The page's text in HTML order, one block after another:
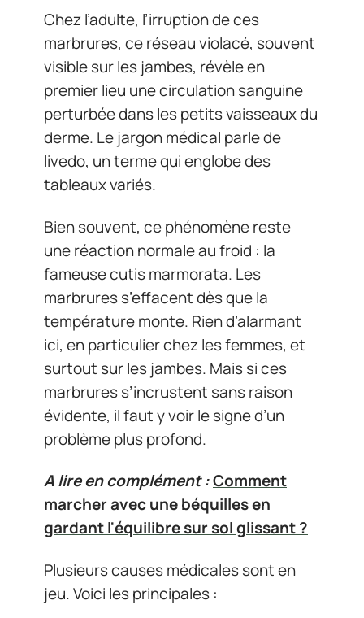
Chez l’adulte, l’irruption de ces
marbrures, ce réseau violacé, souvent
visible sur les jambes, révèle en
premier lieu une circulation sanguine
perturbée dans les petits vaisseaux du
derme. Le jargon médical parle de
livedo, un terme qui englobe des
tableaux variés.
Bien souvent, ce phénomène reste
une réaction normale au froid : la
fameuse cutis marmorata. Les
marbrures s’effacent dès que la
température monte. Rien d’alarmant
ici, en particulier chez les femmes, et
surtout sur les jambes. Mais si ces
marbrures s’incrustent sans raison
évidente, il faut y voir le signe d’un
problème plus profond.
A lire en complément :Comment
marcher avec une béquilles en
gardant l'équilibre sur sol glissant ?
Plusieurs causes médicales sont en
jeu. Voici les principales :